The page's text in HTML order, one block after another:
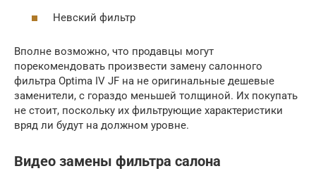
Невский фильтр
Вполне возможно, что продавцы могут
порекомендовать произвести замену салонного
фильтра Optima IV JF на не оригинальные дешевые
заменители, с гораздо меньшей толщиной. Их покупать
не стоит, поскольку их фильтрующие характеристики
вряд ли будут на должном уровне.
Видео замены фильтра салона